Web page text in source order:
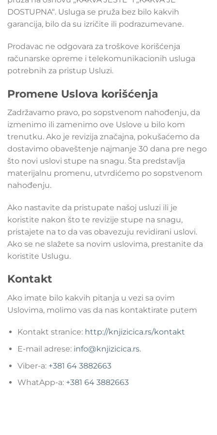
DOSTUPNA“. Usluga se pruža bez bilo kakvih
garancija, bilo da su izričite ili podrazumevane.
Prodavac ne odgovara za troškove korišćenja
računarske opreme i telekomunikacionih usluga
potrebnih za pristup Usluzi.
Promene Uslova korišćenja
Zadržavamo pravo, po sopstvenom nahođenju, da
izmenimo ili zamenimo ove Uslove u bilo kom
trenutku. Ako je revizija značajna, pokušaćemo da
dostavimo obaveštenje najmanje 30 dana pre nego
što novi uslovi stupe na snagu. Šta predstavlja
materijalnu promenu, utvrdićemo po sopstvenom
nahođenju.
Ako nastavite da pristupate našoj usluzi ili je
koristite nakon što te revizije stupe na snagu,
pristajete na to da vas obavezuju revidirani uslovi.
Ako se ne slažete sa novim uslovima, prestanite da
koristite Uslugu.
Kontakt
Ako imate bilo kakvih pitanja u vezi sa ovim
Uslovima, molimo vas da nas kontaktirate putem
Kontakt stranice: http://knjizicica.rs/kontakt
E-mail adrese: info@knjizicica.rs.
Viber-a: +381 64 3882663
WhatApp-a: +381 64 3882663